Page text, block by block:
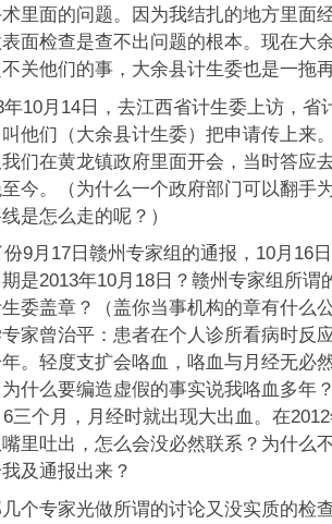
里面的问题。因为我结扎的地方里面
面检查是查不出问题的根本。现在大
关他们的事，大余县计生委也是一拖
10月14日，去江西省计生委上访，省
他们（大余县计生委）把申请传上来
们在黄龙镇政府里面开会，当时答应
今。（为什么一个政府部门可以翻手
是怎么走的呢？）
9月17日赣州专家组的通报，10月16
是2013年10月18日？赣州专家组所谓
委盖章？（盖你当事机构的章有什么
家曾治平：患者在个人诊所看病时反
。轻度支扩会咯血，咯血与月经无必
什么要编造虚假的事实说我咯血多年
三个月，月经时就出现大出血。在
里吐出，怎么会没必然联系？为什么
及通报出来？
个专家光做所谓的讨论又没实质的检